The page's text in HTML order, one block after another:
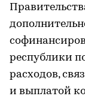
республики
расходов,
и выплатой